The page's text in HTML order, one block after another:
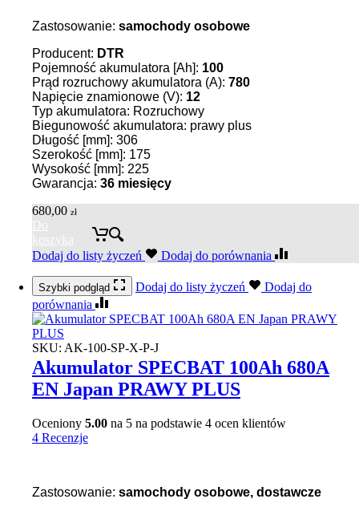
Zastosowanie: samochody osobowe
Producent: DTR
Pojemność akumulatora [Ah]: 100
Prąd rozruchowy akumulatora (A): 780
Napięcie znamionowe (V): 12
Typ akumulatora: Rozruchowy
Biegunowość akumulatora: prawy plus
Długość [mm]: 306
Szerokość [mm]: 175
Wysokość [mm]: 225
Gwarancja: 36 miesięcy
680,00 zł
Do
koszyka
Dodaj do listy życzeń
Dodaj do porównania
Szybki podgląd Dodaj do listy życzeń
Dodaj do
porównania
SKU: AK-100-SP-X-P-J
Akumulator SPECBAT 100Ah 680A
EN Japan PRAWY PLUS
Oceniony 5.00 na 5 na podstawie 4 ocen klientów
4 Recenzje
Zastosowanie: samochody osobowe, dostawcze